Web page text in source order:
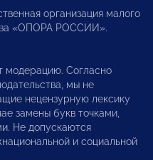
организация малого
«ОПОРА РОССИИ».
модерацию. Согласно
мы не
нецензурную лексику
замены букв точками,
Не допускаются
и социальной